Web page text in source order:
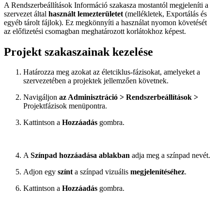
A Rendszerbeállítások Információ szakasza mostantól megjeleníti a
szervezet által használt lemezterületet (mellékletek, Exportálás és
egyéb tárolt fájlok). Ez megkönnyíti a használat nyomon követését
az előfizetési csomagban meghatározott korlátokhoz képest.
Projekt szakaszainak kezelése
Határozza meg azokat az életciklus-fázisokat, amelyeket a
szervezetében a projektek jellemzően követnek.
Navigáljon az Adminisztráció > Rendszerbeállítások >
Projektfázisok menüpontra.
Kattintson a Hozzáadás gombra.
ASzínpad hozzáadása ablakban adja meg a színpad nevét.
Adjon egy színta színpad vizuális megjelenítéséhez.
Kattintson a Hozzáadás gombra.